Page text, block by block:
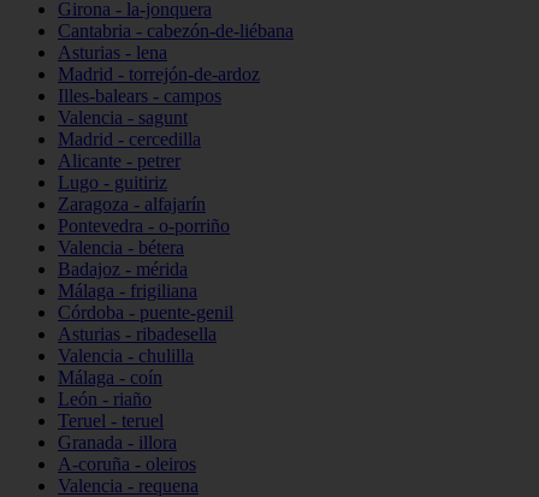
Girona - la-jonquera
Cantabria - cabezón-de-liébana
Asturias - lena
Madrid - torrejón-de-ardoz
Illes-balears - campos
Valencia - sagunt
Madrid - cercedilla
Alicante - petrer
Lugo - guitiriz
Zaragoza - alfajarín
Pontevedra - o-porriño
Valencia - bétera
Badajoz - mérida
Málaga - frigiliana
Córdoba - puente-genil
Asturias - ribadesella
Valencia - chulilla
Málaga - coín
León - riaño
Teruel - teruel
Granada - illora
A-coruña - oleiros
Valencia - requena